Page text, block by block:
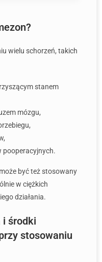
wielu schorzeń, takich
stanem
mózgu,
pooperacyjnych.
być też stosowany
w ciężkich
działania.
i środki
stosowaniu